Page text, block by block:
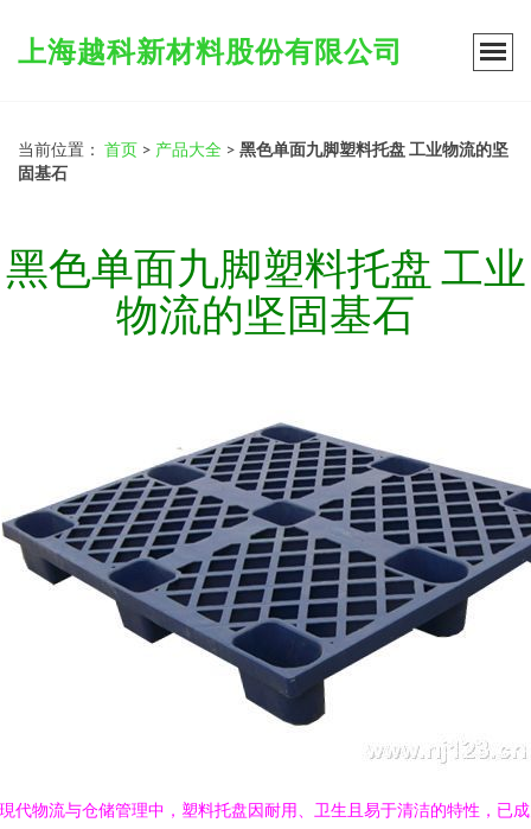
上海越科新材料股份有限公司
当前位置： 首页 > 产品大全 > 黑色单面九脚塑料托盘 工业物流的坚
固基石
黑色单面九脚塑料托盘 工业
物流的坚固基石
代物流与仓储管理中，塑料托盘因耐用、卫生且易于清洁的特性，已